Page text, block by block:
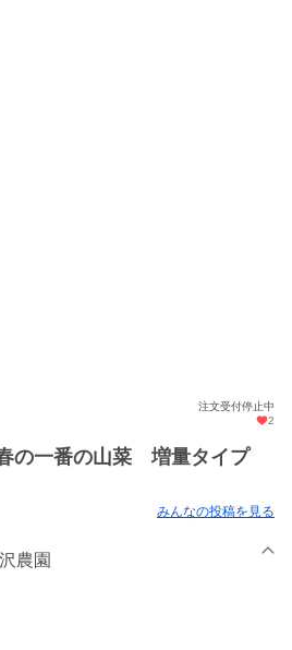
注文受付停止中
2
の一番の山菜 増量タイプ
みんなの投稿を見る
農園